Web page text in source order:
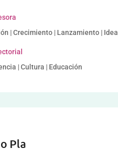
| Crecimiento | Lanzamiento |
| Cultura | Educación
Pla